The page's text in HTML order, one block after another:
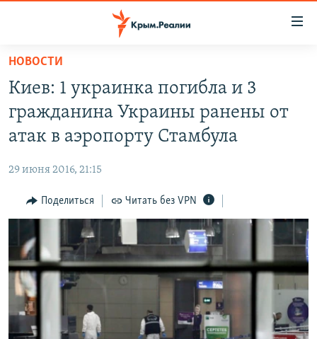
Вернуться
основному
содержанию
Вернутся
главной
Вернутся
поиску
СПЕЦПРОЕКТЫ
11 ЛЕТ ОККУПАЦИИ КРЫМА. 11 ИСТОРИЙ СОПРОТИВЛЕНИЯ
ВОДА
ЕЩЕ
ИНТЕРАКТИВ
ИНФОГРАФИКА
ТЕЛЕПРОЕКТ КРЫМ.РЕАЛИИ
СОВЕТЫ ПРАВОЗАЩИТНИКОВ
ПРОПАВШИЕ БЕЗ ВЕСТИ
ПОБЕДИТЕЛЕЙ НЕ СУДЯТ?
РАДІО СВОБОДА
КАК ОБОЙТИ БЛОКИРОВКУ
Українською
Qırımtatar
ПРИСОЕДИНЯЙТЕСЬ!
НОВОСТИ
Киев: 1 украинка погибла и 3
гражданина Украины ранены от
атак в аэропорту Стамбула
29 июня 2016, 21:15
Поделиться Читать без VPN